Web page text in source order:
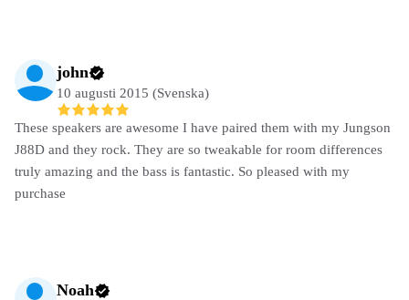
john
10 augusti 2015 (Svenska)
These speakers are awesome I have paired them with my Jungson
J88D and they rock. They are so tweakable for room differences
truly amazing and the bass is fantastic. So pleased with my
purchase
Noah